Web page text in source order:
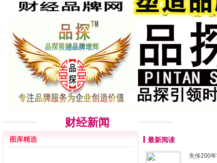
财经新闻
图库精选 最新阅读
失传200